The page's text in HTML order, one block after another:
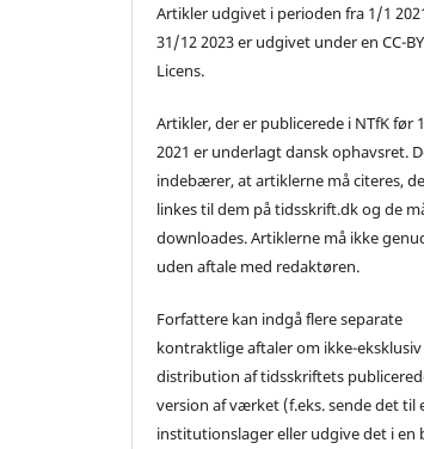
Artikler udgivet i perioden fra 1/1
31/12 2023 er udgivet under en CC-
Licens.
Artikler, der er publicerede i NTfK før
2021 er underlagt dansk ophavsret.
indebærer, at artiklerne må citeres,
linkes til dem på tidsskrift.dk og de
downloades. Artiklerne må ikke
uden aftale med redaktøren.
Forfattere kan indgå flere separate
kontraktlige aftaler om ikke-eksklusiv
distribution af tidsskriftets
version af værket (f.eks. sende det til
institutionslager eller udgive det i en